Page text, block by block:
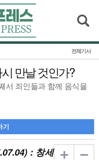
전체기사
만날 것인가?
서 죄인들과 함께 음식을
기
: 창세
검색